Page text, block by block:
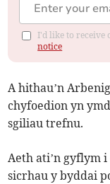
I'd like to receive
notice
A hithau’n
chyfoedion yn
sgiliau trefnu.
Aeth ati’n gyflym
sicrhau y byddai